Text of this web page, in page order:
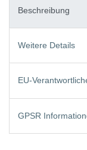
Beschreibung
Weitere Details
EU-
GPSR